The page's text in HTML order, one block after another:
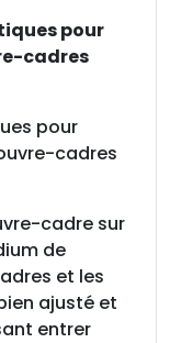
pour
cadres
pour
cadres
cadre sur
de
et les
ajusté et
entrer